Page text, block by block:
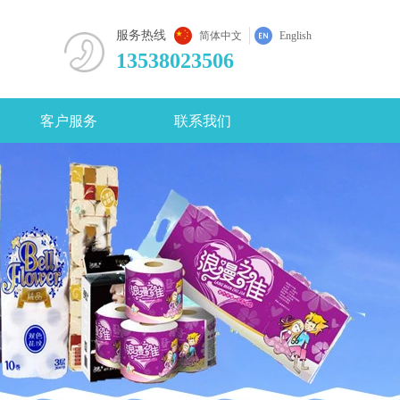
客户服务 联系我们
服务热线
13538023506
简体中文 English